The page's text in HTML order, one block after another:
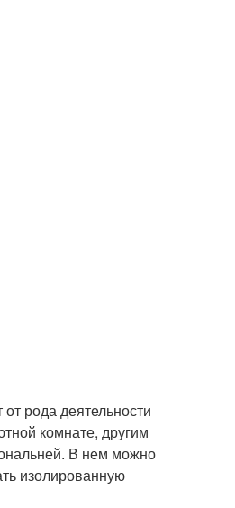
рода деятельности
комнате, другим
В нем можно
изолированную